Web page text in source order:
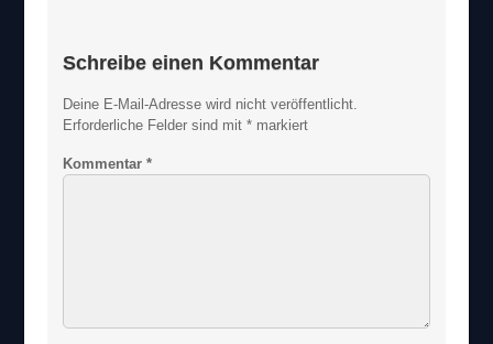
Schreibe einen Kommentar
Deine E-Mail-Adresse wird nicht veröffentlicht.
Erforderliche Felder sind mit* markiert
Kommentar*